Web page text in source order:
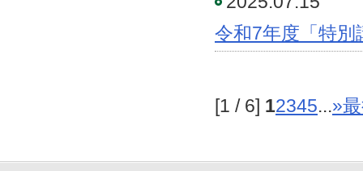
令和7年度「特
[1 / 6] 12345...»